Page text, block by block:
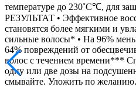
температуре до 230˚C℃, для
РЕЗУЛЬТАТ • Эффективное
становятся более мягкими и
сильные волосы* • На 96%
64% повреждений от
волос с течением времени***
одну или две дозы на
смывайте. Уложить по желанию.